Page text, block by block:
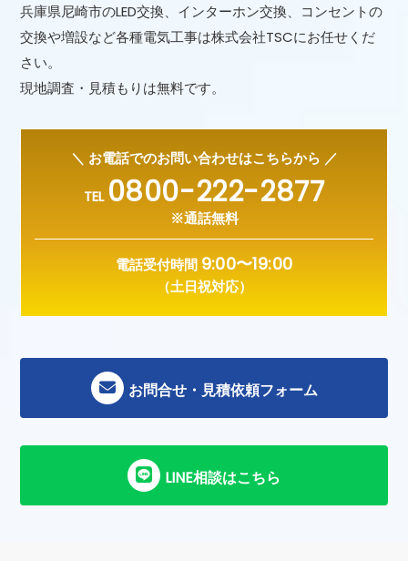
兵庫県尼崎市のLED交換、インターホン交換、コンセントの
交換や増設など各種電気工事は株式会社TSCにお任せくだ
さい。
現地調査・見積もりは無料です。
＼ お電話でのお問い合わせはこちらから ／
TEL 0800-222-2877
※通話無料
電話受付時間 9:00〜19:00
（土日祝対応）
お問合せ・見積依頼フォーム
LINE相談はこちら